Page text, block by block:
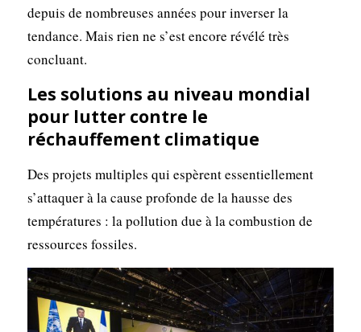
depuis de nombreuses années pour inverser la
tendance. Mais rien ne s’est encore révélé très
concluant.
Les solutions au niveau mondial
pour lutter contre le
réchauffement climatique
Des projets multiples qui espèrent essentiellement
s’attaquer à la cause profonde de la hausse des
températures : la pollution due à la combustion de
ressources fossiles.